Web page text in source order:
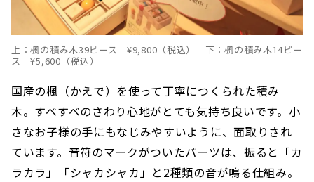
上：楓の積み木39ピース ¥9,800（税込） 下：楓の積み木14ピー
ス ¥5,600（税込）
国産の楓（かえで）を使って丁寧につくられた積み
木。すべすべのさわり心地がとても気持ち良いです。小
さなお子様の手にもなじみやすいように、面取りされ
ています。音符のマークがついたパーツは、振ると「カ
ラカラ」「シャカシャカ」と2種類の音が鳴る仕組み。